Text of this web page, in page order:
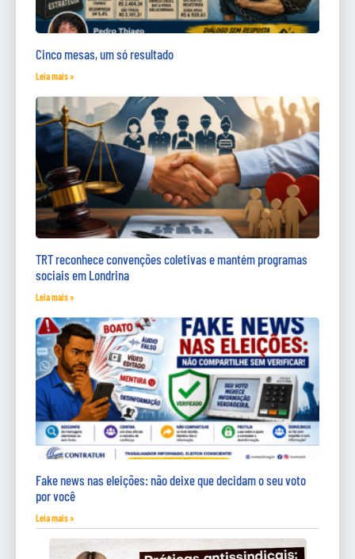
Cinco mesas, um só resultado
Leia mais »
TRT reconhece convenções coletivas e mantém programas
sociais em Londrina
Leia mais »
Fake news nas eleições: não deixe que decidam o seu voto
por você
Leia mais »